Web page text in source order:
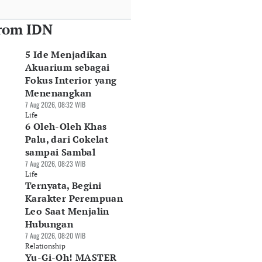
IDN
5 Ide Menjadikan
Akuarium sebagai
Fokus Interior yang
Menenangkan
7 Aug 2026, 08:32 WIB
Life
6 Oleh-Oleh Khas
Palu, dari Cokelat
sampai Sambal
7 Aug 2026, 08:23 WIB
Life
Ternyata, Begini
Karakter Perempuan
Leo Saat Menjalin
Hubungan
7 Aug 2026, 08:20 WIB
Relationship
Yu-Gi-Oh! MASTER